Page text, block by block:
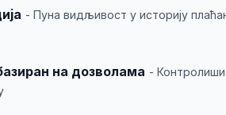
- Пуна видљивост у историју
на дозволама -